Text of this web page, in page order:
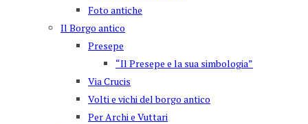
Foto antiche
Il Borgo antico
Presepe
“Il Presepe e la sua simbologia”
Via Crucis
Volti e vichi del borgo antico
Per Archi e Vuttari